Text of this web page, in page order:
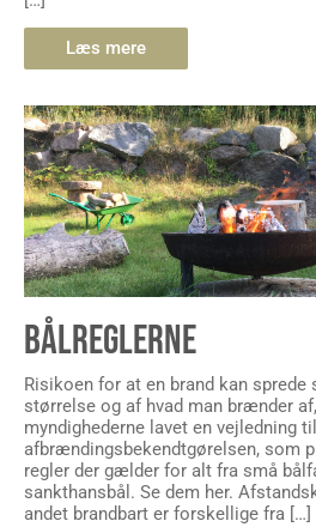
Læs mere
BÅLREGLERNE
Risikoen for at en brand kan
størrelse og af hvad man brænder
myndighederne lavet en vejledning til
afbrændingsbekendtgørelsen, som
regler der gælder for alt fra små
sankthansbål. Se dem her.
andet brandbart er forskellige fra […]